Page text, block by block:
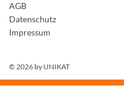
AGB
Datenschutz
Impressum
© 2026 by UNIKAT